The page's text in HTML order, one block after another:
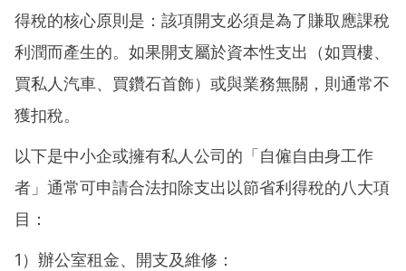
得稅的核心原則是：該項開支必須是為了賺取應課稅
利潤而產生的。如果開支屬於資本性支出（如買樓、
買私人汽車、買鑽石首飾）或與業務無關，則通常不
獲扣稅。
以下是中小企或擁有私人公司的「自僱自由身工作
者」通常可申請合法扣除支出以節省利得稅的八大項
目：
1）辦公室租金、開支及維修：